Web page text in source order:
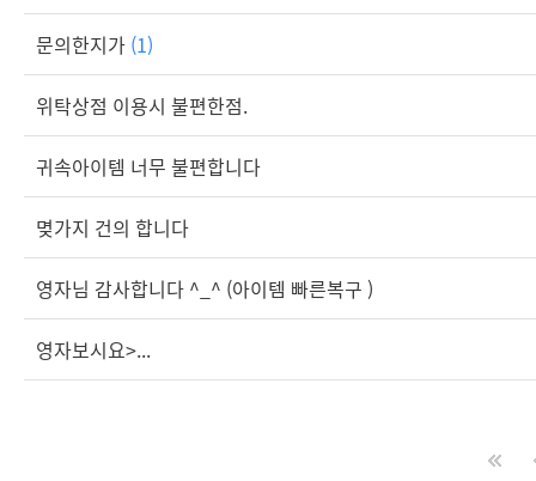
문의한지가 (1)
위탁상점 이용시 불편한점.
귀속아이템 너무 불편합니다
몆가지 건의 합니다
영자님 감사합니다 ^_^ (아이템 빠른복구 )
영자보시요>...